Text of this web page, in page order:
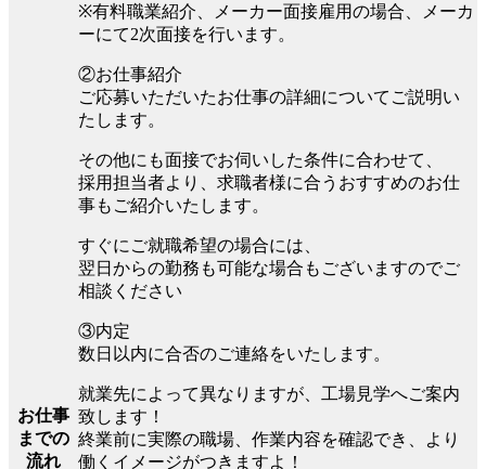
お仕事
までの
流れ
※有料職業紹介、メーカー面接雇用の場合、メーカ
ーにて2次面接を行います。
②お仕事紹介
ご応募いただいたお仕事の詳細についてご説明い
たします。
その他にも面接でお伺いした条件に合わせて、
採用担当者より、求職者様に合うおすすめのお仕
事もご紹介いたします。
すぐにご就職希望の場合には、
翌日からの勤務も可能な場合もございますのでご
相談ください
③内定
数日以内に合否のご連絡をいたします。
就業先によって異なりますが、工場見学へご案内
致します！
終業前に実際の職場、作業内容を確認でき、より
働くイメージがつきますよ！